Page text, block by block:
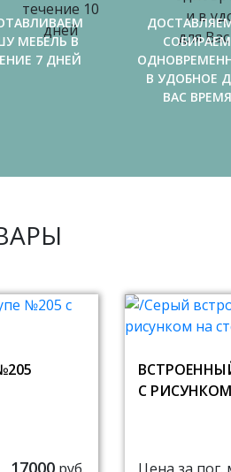
МЕБЕЛЬ В
7 ДНЕЙ
СОБИРАЕМ
В УДОБНОЕ
ВАС ВРЕМЯ
17000
С